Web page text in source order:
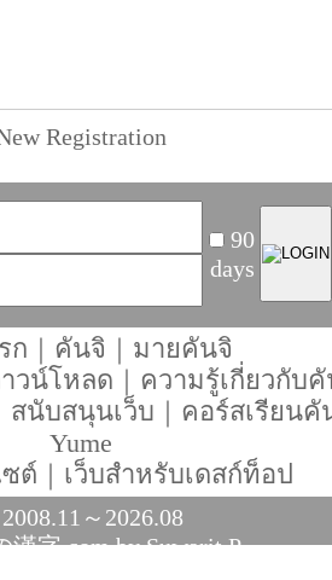
Registration
90
days
ก ｜ คันจิ ｜ มายคันจิ
วน์โหลด ｜ ความรู้เกี่ยวกับ
สนับสนุนเว็บ ｜ คอร์สเรียนคั
Yume
ซต์ ｜ เว็บสำหรับเดสก์ท็อป
～2026.08
漢字.comby Suwarit P.